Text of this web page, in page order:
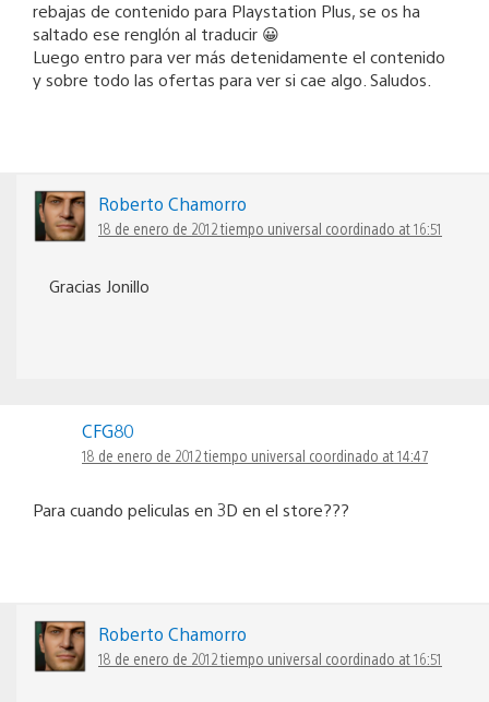
rebajas de contenido para Playstation Plus, se os ha
saltado ese renglón al traducir 😀
Luego entro para ver más detenidamente el contenido
y sobre todo las ofertas para ver si cae algo. Saludos.
Roberto Chamorro
18 de enero de 2012 tiempo universal coordinado at 16:51
Gracias Jonillo
CFG80
18 de enero de 2012 tiempo universal coordinado at 14:47
Para cuando peliculas en 3D en el store???
Roberto Chamorro
18 de enero de 2012 tiempo universal coordinado at 16:51